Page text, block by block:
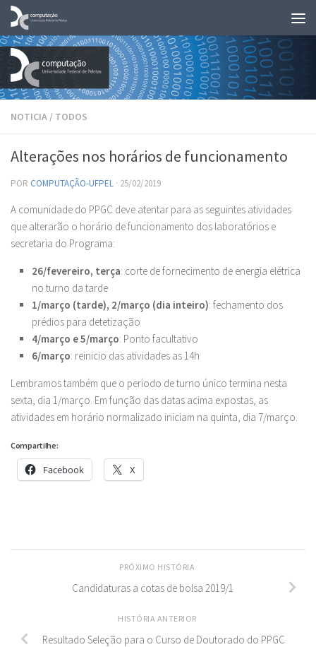
Skip to content
NOTICIA / TODOS
Alterações nos horários de funcionamento
POR COMPUTAÇÃO-UFPEL · 25/02/2019
A comunidade do PPGC deve atentar para as seguintes atividades
que alterarão o horário de funcionamento dos laboratórios e
secretaria do Programa:
26/fevereiro, terça: corte de fornecimento de energia elétrica
no turno da tarde
1/março (tarde), 2/março (dia inteiro): fechamento dos
prédios para detetização
4/março e 5/março: Ponto facultativo
6/março: reinicio das atividades as 14h
Lembramos também que o período de turno único termina nesta
sexta, dia 1/março. Em função das datas acima expostas, as
atividades em horário normalizado iniciam na quinta, dia 7/março.
Compartilhe:
Facebook X
PRÓXIMO HISTÓRIA
Candidaturas a cotas de bolsa 2019/1
HISTÓRIA ANTERIOR
Resultado Seleção para o Curso de Doutorado do PPGC